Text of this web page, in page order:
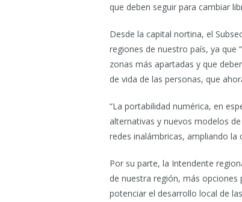
que deben seguir para cambiar
Desde la capital nortina, el
regiones de nuestro país, ya que
zonas más apartadas y que
de vida de las personas, que
“La portabilidad numérica, en
alternativas y nuevos modelos
redes inalámbricas, ampliando
Por su parte, la Intendente
de nuestra región, más
potenciar el desarrollo local de